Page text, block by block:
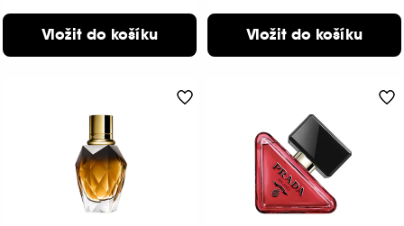
Vložit do košíku Vložit do košíku